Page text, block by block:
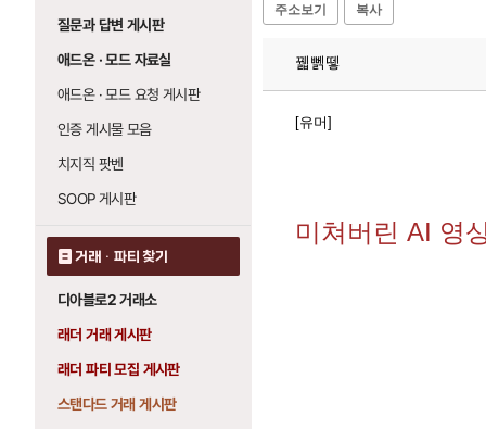
질문과 답변 게시판
애드온 · 모드 자료실
애드온 · 모드 요청 게시판
인증 게시물 모음
치지직 팟벤
SOOP 게시판
거래 · 파티 찾기
디아블로2 거래소
래더 거래 게시판
래더 파티 모집 게시판
스탠다드 거래 게시판
주소보기 복사
꿻뻵뗗
[유머]
미쳐버린 AI 영